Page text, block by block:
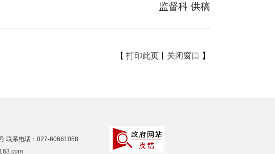
监督科 供稿
【 打印此页 关闭窗口 】
联系电话：027-60661058